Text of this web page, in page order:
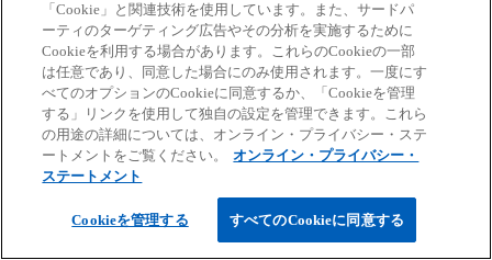
さまざまなサステナビリティ開示基準が議論されています
が、EUのCSRDは最も先行して開発が進んでいると考えら
れます。その動向に留意するとともに、他の開示基準の検
討状況なども踏まえた慎重な対応が求められます。
EUでは、EC（欧州委員会）から提出された法案に対す
る修正等に関して、EU議会とEU（閣僚）理事会が合意す
ると法案が成立します。6月の合意は、最終合意ではない
ことから暫定合意とされています。従って、最終合意まで
「Cookie」と関連技術を使用しています。また、サードパ
ーティのターゲティング広告やその分析を実施するために
Cookieを利用する場合があります。これらのCookieの一部
は任意であり、同意した場合にのみ使用されます。一度にす
べてのオプションのCookieに同意するか、「Cookieを管理
する」リンクを使用して独自の設定を管理できます。これら
の用途の詳細については、オンライン・プライバシー・ステ
ートメントをご覧ください。
オンライン・プライバシー・
ステートメント
Cookieを管理する すべてのCookieに同意する